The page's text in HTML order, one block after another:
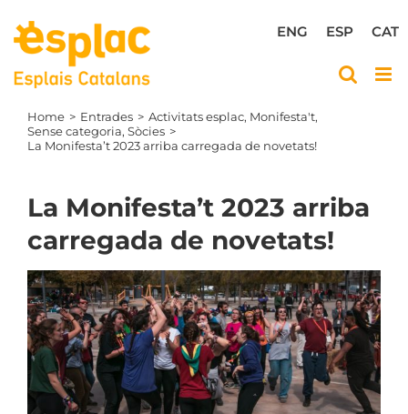
content
CAT
ESP
ENG
Home Entrades Activitats esplac Monifesta't
Sense categoria Sòcies
La Monifesta’t 2023 arriba carregada de novetats!
La Monifesta’t 2023 arriba
carregada de novetats!
View
Larger
Image